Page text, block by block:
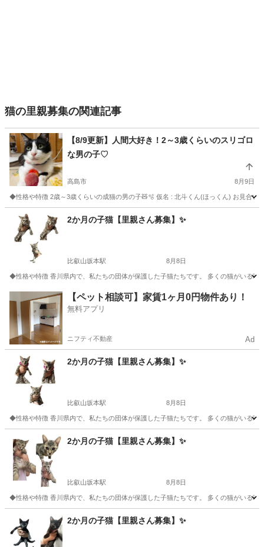
猫の里親募集の関連記事
【8/9更新】人間大好き！2～3歳くらいのスリゴロ
な男の子♡
高島市 8月9日
◆性格や特徴 2歳～3歳くらいの成猫の男の子🧸🫧 仮名 : 北斗くん(ほっくん) お見合い
滋賀 高島市 猫 去勢手術
2か月の子猫【里親さん募集】✨
比叡山坂本駅 8月8日
◆性格や特徴 香川県内で、私たちの団体が保護した子猫たちです。 多くの猫がいる
大津市 比叡山坂本駅 猫 健康状態
【ペット相談可】家賃1ヶ月0円物件あり！
無料アプリ
ニフティ不動産 Ad
2か月の子猫【里親さん募集】✨
比叡山坂本駅 8月8日
◆性格や特徴 香川県内で、私たちの団体が保護した子猫たちです。 多くの猫がいる
大津市 比叡山坂本駅 猫 健康状態
2か月の子猫【里親さん募集】✨
比叡山坂本駅 8月8日
◆性格や特徴 香川県内で、私たちの団体が保護した子猫たちです。 多くの猫がいる
大津市 比叡山坂本駅 猫 健康状態
2か月の子猫【里親さん募集】✨